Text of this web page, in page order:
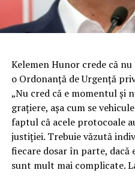
Kelemen Hunor crede că
o Ordonanţă de Urgenţă
„Nu cred că e momentul şi
graţiere, aşa cum se
faptul că acele protocoale
justiţiei. Trebuie văzută
fiecare dosar în parte, dacă
sunt mult mai complicate.